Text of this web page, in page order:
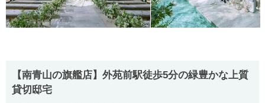
【南⻘⼭の旗艦店】外苑前駅徒歩5分の緑豊かな上質
貸切邸宅